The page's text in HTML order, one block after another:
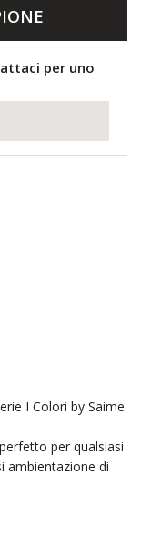
per uno
I Colori by Saime
per qualsiasi
ambientazione di